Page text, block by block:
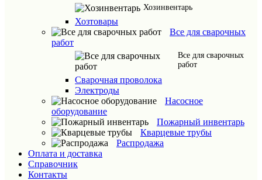
Хозинвентарь
Хозтовары
Все для сварочных
работ
Все для сварочных
работ
Сварочная проволока
Электроды
Насосное
оборудование
Пожарный инвентарь
Кварцевые трубы
Распродажа
Оплата и доставка
Справочник
Контакты